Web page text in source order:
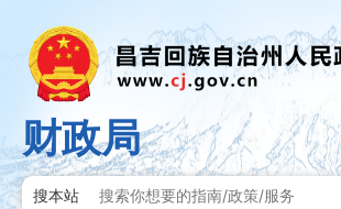
财政局
搜本站